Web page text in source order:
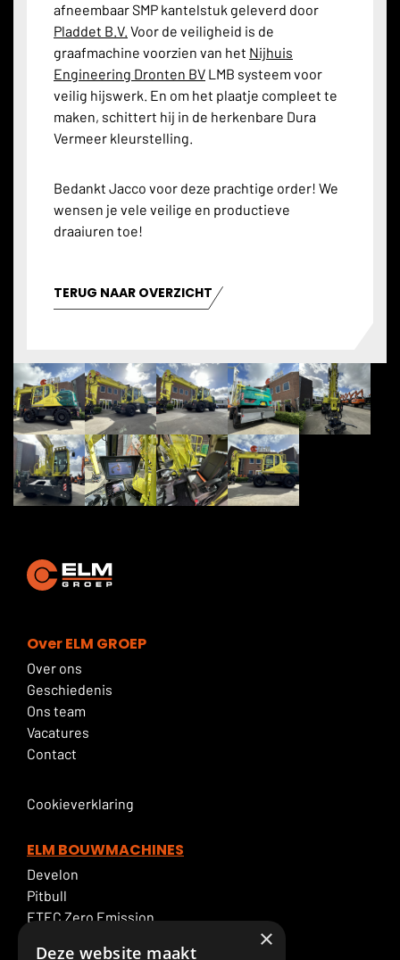
afneembaar SMP kantelstuk geleverd door
Pladdet B.V. Voor de veiligheid is de
graafmachine voorzien van het Nijhuis
Engineering Dronten BV LMB systeem voor
veilig hijswerk. En om het plaatje compleet te
maken, schittert hij in de herkenbare Dura
Vermeer kleurstelling.
Bedankt Jacco voor deze prachtige order! We
wensen je vele veilige en productieve
draaiuren toe!
TERUG NAAR OVERZICHT
Over ELM GROEP
Over ons
Geschiedenis
Ons team
Vacatures
Contact
Cookieverklaring
ELM BOUWMACHINES
Develon
Pitbull
ETEC Zero Emission
×
Deze website maakt